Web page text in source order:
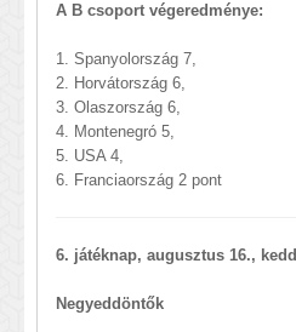
A B csoport végeredménye:
1. Spanyolország 7,
2. Horvátország 6,
3. Olaszország 6,
4. Montenegró 5,
5. USA 4,
6. Franciaország 2 pont
6. játéknap, augusztus 16., kedd
Negyeddöntők